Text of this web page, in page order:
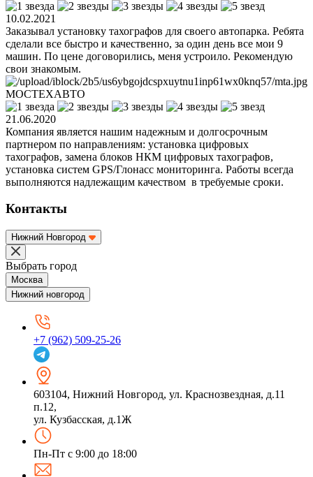
10.02.2021
Заказывал установку тахографов для своего автопарка. Ребята
сделали все быстро и качественно, за один день все мои 9
машин. По цене договорились, меня устроило. Рекомендую
свои знакомым.
МОСТЕХАВТО
21.06.2020
Компания является нашим надежным и долгосрочным
партнером по направлениям: установка цифровых
тахографов, замена блоков НКМ цифровых тахографов,
установка систем GPS/Глонасс мониторинга. Работы всегда
выполняются надлежащим качеством в требуемые сроки.
Контакты
Нижний Новгород
Выбрать город
Москва
Нижний новгород
+7 (962) 509-25-26
603104, Нижний Новгород, ул. Краснозвездная, д.11
п.12,
ул. Кузбасская, д.1Ж
Пн-Пт с 9:00 до 18:00